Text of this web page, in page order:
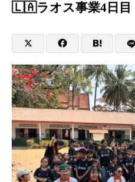
🇱🇦ラオス事業4日目